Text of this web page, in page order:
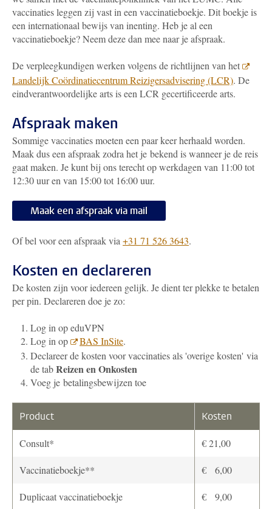
vaccinaties leggen zij vast in een vaccinatieboekje. Dit boekje is
een internationaal bewijs van inenting. Heb je al een
vaccinatieboekje? Neem deze dan mee naar je afspraak.
De verpleegkundigen werken volgens de richtlijnen van het
Landelijk Coördinatiecentrum Reizigersadvisering (LCR). De
eindverantwoordelijke arts is een LCR gecertificeerde arts.
Afspraak maken
Sommige vaccinaties moeten een paar keer herhaald worden.
Maak dus een afspraak zodra het je bekend is wanneer je de reis
gaat maken. Je kunt bij ons terecht op werkdagen van 11:00 tot
12:30 uur en van 15:00 tot 16:00 uur.
Maak een afspraak via mail
Of bel voor een afspraak via +31 71 526 3643.
Kosten en declareren
De kosten zijn voor iedereen gelijk. Je dient ter plekke te betalen
per pin. Declareren doe je zo:
Log in op eduVPN
Log in op
BAS InSite.
Declareer de kosten voor vaccinaties als 'overige kosten' via
de tabReizen en Onkosten
Voeg je betalingsbewijzen toe
Product Kosten
Consult* € 21,00
Vaccinatieboekje** € 6,00
Duplicaat vaccinatieboekje € 9,00